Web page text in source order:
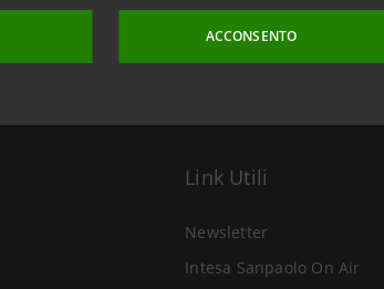
ACCONSENTO
Link Utili
Newsletter
Intesa Sanpaolo On Air